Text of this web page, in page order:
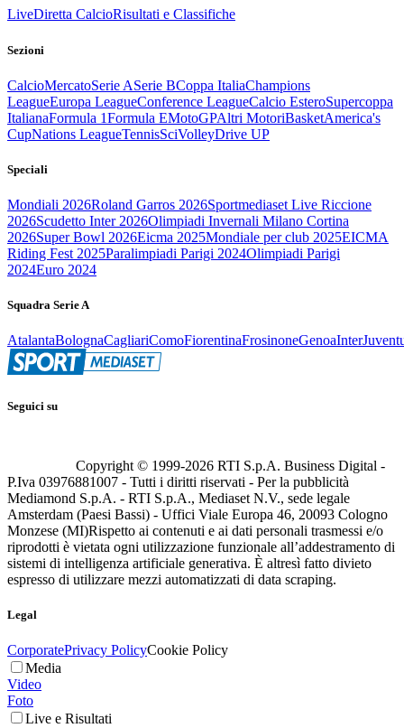
LiveDiretta CalcioRisultati e Classifiche
Sezioni
CalcioMercatoSerie ASerie BCoppa ItaliaChampions
LeagueEuropa LeagueConference LeagueCalcio EsteroSupercoppa
ItalianaFormula 1Formula EMotoGPAltri MotoriBasketAmerica's
CupNations LeagueTennisSciVolleyDrive UP
Speciali
Mondiali 2026Roland Garros 2026Sportmediaset Live Riccione
2026Scudetto Inter 2026Olimpiadi Invernali Milano Cortina
2026Super Bowl 2026Eicma 2025Mondiale per club 2025EICMA
Riding Fest 2025Paralimpiadi Parigi 2024Olimpiadi Parigi
2024Euro 2024
Squadra Serie A
AtalantaBolognaCagliariComoFiorentinaFrosinoneGenoaInter
Seguici su
Copyright © 1999-2026 RTI S.p.A. Business Digital -
P.Iva 03976881007 - Tutti i diritti riservati - Per la pubblicità
Mediamond S.p.A. - RTI S.p.A., Mediaset N.V., sede legale
Amsterdam (Paesi Bassi) - Uffici Viale Europa 46, 20093 Cologno
Monzese (MI)Rispetto ai contenuti e ai dati personali trasmessi e/o
riprodotti è vietata ogni utilizzazione funzionale all’addestramento di
sistemi di intelligenza artificiale generativa. È altresì fatto divieto
espresso di utilizzare mezzi automatizzati di data scraping.
Legal
CorporatePrivacy PolicyCookie Policy
Media
Video
Foto
Live e Risultati